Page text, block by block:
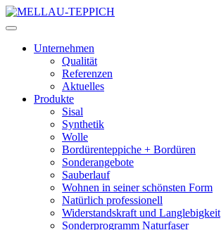
Unternehmen
Qualität
Referenzen
Aktuelles
Produkte
Sisal
Synthetik
Wolle
Bordürenteppiche + Bordüren
Sonderangebote
Sauberlauf
Wohnen in seiner schönsten Form
Natürlich professionell
Widerstandskraft und Langlebigkeit
Sonderprogramm Naturfaser